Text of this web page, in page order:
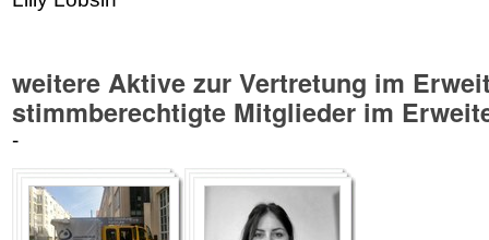
weitere Aktive zur Vertretung im
stimmberechtigte Mitglieder im
-